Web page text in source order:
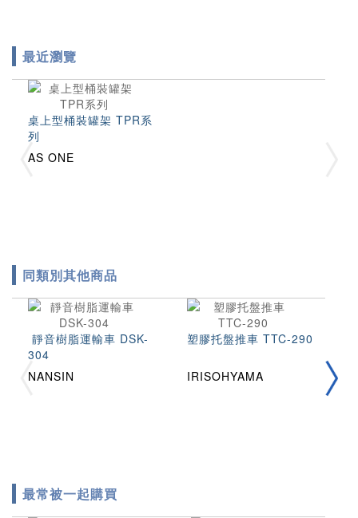
最近瀏覽
桌上型桶裝罐架 TPR系
列
AS ONE
同類別其他商品
靜音樹脂運輸車 DSK-
304
NANSIN
塑膠托盤推車 TTC-290
IRISOHYAMA
最常被一起購買